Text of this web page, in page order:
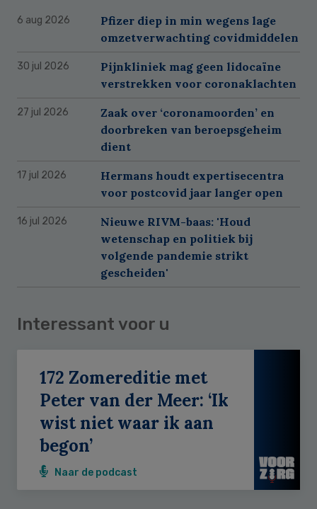
6 aug 2026
Pfizer diep in min wegens lage
omzetverwachting covidmiddelen
30 jul 2026
Pijnkliniek mag geen lidocaïne
verstrekken voor coronaklachten
27 jul 2026
Zaak over ‘coronamoorden’ en
doorbreken van beroepsgeheim
dient
17 jul 2026
Hermans houdt expertisecentra
voor postcovid jaar langer open
16 jul 2026
Nieuwe RIVM-baas: 'Houd
wetenschap en politiek bij
volgende pandemie strikt
gescheiden'
Interessant voor u
172 Zomereditie met
Peter van der Meer: ‘Ik
wist niet waar ik aan
begon’
Naar de podcast